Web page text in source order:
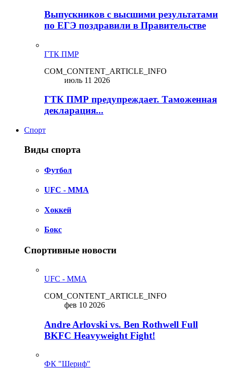
Выпускников с высшими результатами
по ЕГЭ поздравили в Правительстве
ГТК ПМР
COM_CONTENT_ARTICLE_INFO
июль 11 2026
ГТК ПМР предупреждает. Таможенная
декларация...
Спорт
Виды спорта
Футбол
UFC - MMA
Хоккей
Бокс
Спортивные новости
UFC - MMA
COM_CONTENT_ARTICLE_INFO
фев 10 2026
Andre Arlovski vs. Ben Rothwell Full
BKFC Heavyweight Fight!
ФК "Шериф"